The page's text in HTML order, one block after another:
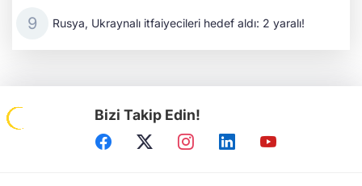
Rusya, Ukraynalı itfaiyecileri hedef aldı: 2 yaralı!
Bizi Takip Edin!